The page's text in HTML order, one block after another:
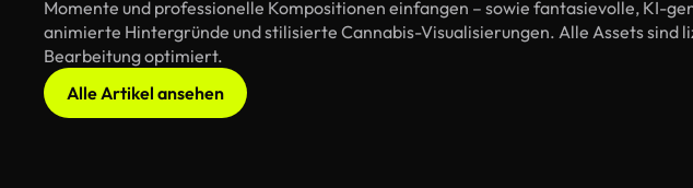
Momente und professionelle Kompositionen einfangen – sowie fantasievolle, KI-
animierte Hintergründe und stilisierte Cannabis-Visualisierungen. Alle Assets sind
Bearbeitung optimiert.
Alle Artikel ansehen